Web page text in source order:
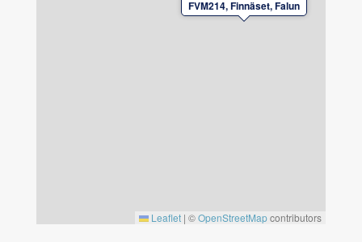
FVM214, Finnäset, Falun
Leaflet | ©OpenStreetMapcontributors